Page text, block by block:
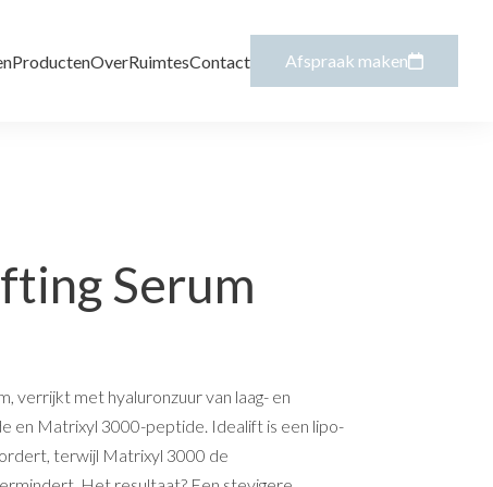
ProductenOverRuimtesContact Afspraak maken
Serum
verrijkt met hyaluronzuur van laag- en
en Matrixyl 3000-peptide. Idealift is een lipo-
terwijl Matrixyl 3000 de